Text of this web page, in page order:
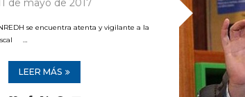
de mayo de 2017
se encuentra atenta y vigilante a la
…
LEER MÁS